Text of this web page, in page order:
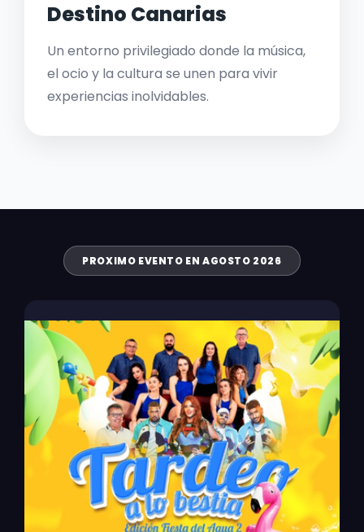
Destino Canarias
Un entorno privilegiado donde la música,
el ocio y la cultura se unen para vivir
experiencias inolvidables.
PROXIMO EVENTO EN AGOSTO 2026